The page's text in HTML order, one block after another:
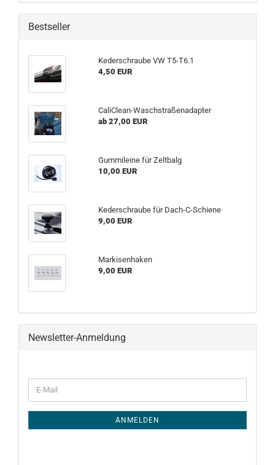
Bestseller
Kederschraube VW T5-T6.1
4,50 EUR
CaliClean-Waschstraßenadapter
ab 27,00 EUR
Gummileine für Zeltbalg
10,00 EUR
Kederschraube für Dach-C-Schiene
9,00 EUR
Markisenhaken
9,00 EUR
Newsletter-Anmeldung
ZUR
NEWSLETTER-
E-
Mail
ANMELDEN